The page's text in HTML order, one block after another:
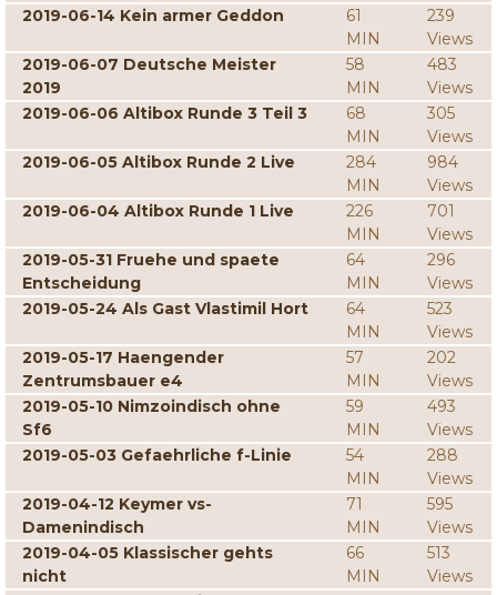
2019-06-14 Kein armer Geddon
61
MIN
239
Views
2019-06-07 Deutsche Meister
2019
58
MIN
483
Views
2019-06-06 Altibox Runde 3 Teil 3
68
MIN
305
Views
2019-06-05 Altibox Runde 2 Live
284
MIN
984
Views
2019-06-04 Altibox Runde 1 Live
226
MIN
701
Views
2019-05-31 Fruehe und spaete
Entscheidung
64
MIN
296
Views
2019-05-24 Als Gast Vlastimil Hort
64
MIN
523
Views
2019-05-17 Haengender
Zentrumsbauer e4
57
MIN
202
Views
2019-05-10 Nimzoindisch ohne
Sf6
59
MIN
493
Views
2019-05-03 Gefaehrliche f-Linie
54
MIN
288
Views
2019-04-12 Keymer vs-
Damenindisch
71
MIN
595
Views
2019-04-05 Klassischer gehts
nicht
66
MIN
513
Views